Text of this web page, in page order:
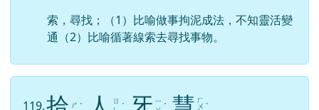
索，尋找；（1）比喻做事拘泥成法，不知靈活變
通（2）比喻循著線索去尋找事物。
119. ㄕ ˊ
ㄖ
ˊ
ㄧ
ˊ
ㄏ
ㄨ ˋ